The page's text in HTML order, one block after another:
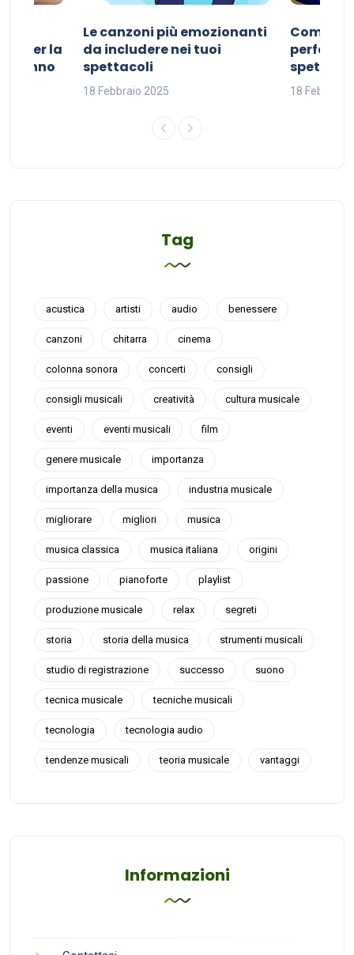
per la
sonno
Le canzoni più emozionanti
da includere nei tuoi
spettacoli
18 Febbraio 2025
Come
perfetta
18 Febbraio
Tag
acustica artisti audio benessere
canzoni chitarra cinema
colonna sonora concerti consigli
consigli musicali creatività cultura musicale
eventi eventi musicali film
genere musicale importanza
importanza della musica industria musicale
migliorare migliori musica
musica classica musica italiana origini
passione pianoforte playlist
produzione musicale relax segreti
storia storia della musica strumenti musicali
studio di registrazione successo suono
tecnica musicale tecniche musicali
tecnologia tecnologia audio
tendenze musicali teoria musicale vantaggi
Informazioni